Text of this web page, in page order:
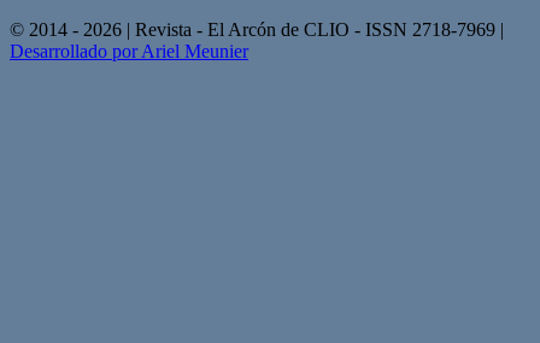
© 2014 - 2026 | Revista - El Arcón de CLIO - ISSN 2718-7969 |
Desarrollado por Ariel Meunier